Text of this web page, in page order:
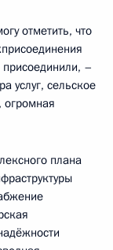
отметить, что
–
услуг, сельское
огромная
плана